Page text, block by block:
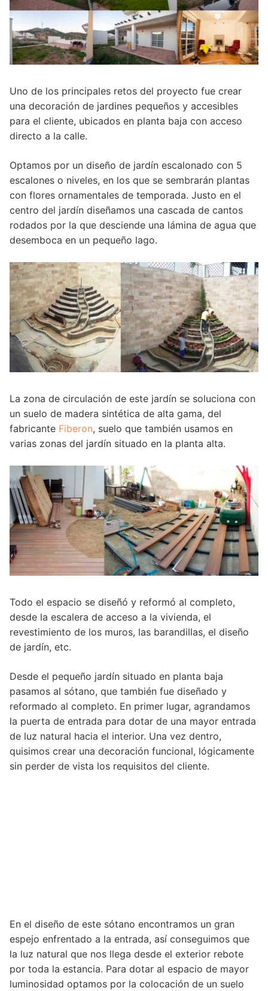
Uno de los principales retos del proyecto fue crear
una decoración de jardines pequeños y accesibles
para el cliente, ubicados en planta baja con acceso
directo a la calle.
Optamos por un diseño de jardín escalonado con 5
escalones o niveles, en los que se sembrarán plantas
con flores ornamentales de temporada. Justo en el
centro del jardín diseñamos una cascada de cantos
rodados por la que desciende una lámina de agua que
desemboca en un pequeño lago.
La zona de circulación de este jardín se soluciona con
un suelo de madera sintética de alta gama, del
fabricante Fiberon, suelo que también usamos en
varias zonas del jardín situado en la planta alta.
Todo el espacio se diseñó y reformó al completo,
desde la escalera de acceso a la vivienda, el
revestimiento de los muros, las barandillas, el diseño
de jardín, etc.
Desde el pequeño jardín situado en planta baja
pasamos al sótano, que también fue diseñado y
reformado al completo. En primer lugar, agrandamos
la puerta de entrada para dotar de una mayor entrada
de luz natural hacia el interior. Una vez dentro,
quisimos crear una decoración funcional, lógicamente
sin perder de vista los requisitos del cliente.
En el diseño de este sótano encontramos un gran
espejo enfrentado a la entrada, así conseguimos que
la luz natural que nos llega desde el exterior rebote
por toda la estancia. Para dotar al espacio de mayor
luminosidad optamos por la colocación de un suelo